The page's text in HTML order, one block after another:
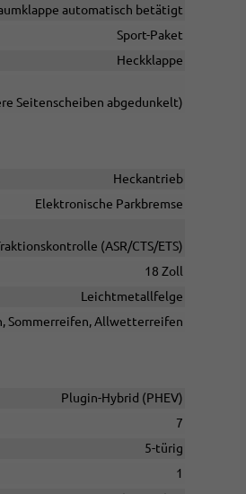
automatisch betätigt
Sport-Paket
Heckklappe
Seitenscheiben abgedunkelt)
Heckantrieb
Elektronische Parkbremse
(ASR/CTS/ETS)
18 Zoll
Leichtmetallfelge
Sommerreifen, Allwetterreifen
Plugin-Hybrid (PHEV)
7
5-türig
1